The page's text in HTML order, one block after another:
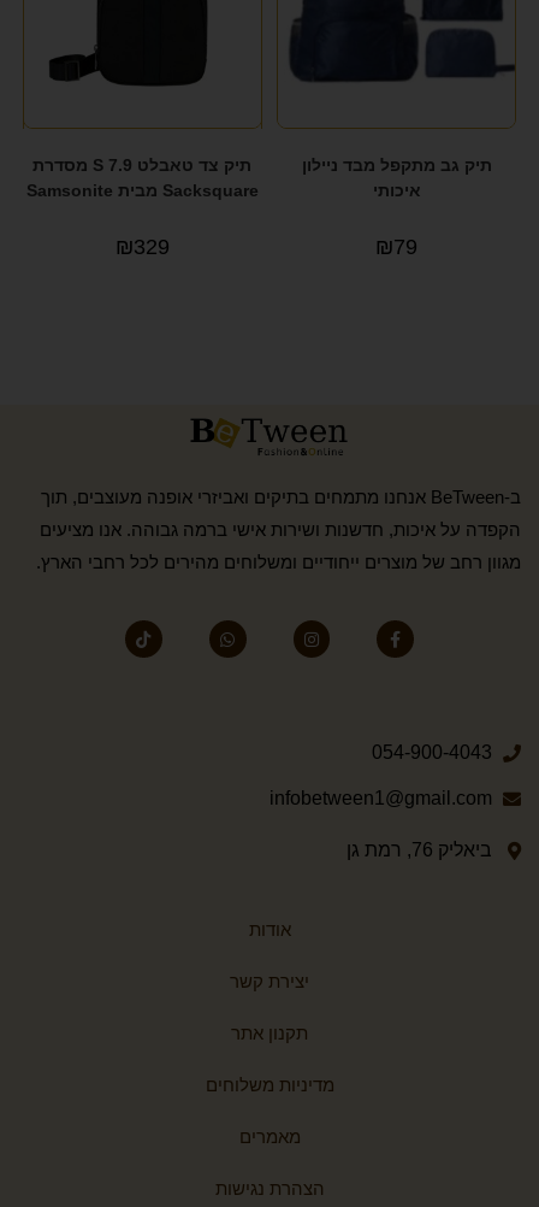
תיק גב מתקפל מבד ניילון
איכותי
₪79
תיק צד טאבלט S 7.9 מסדרת
Sacksquare מבית Samsonite
₪329
ב-BeTween אנחנו מתמחים בתיקים ואביזרי אופנה מעוצבים, תוך
הקפדה על איכות, חדשנות ושירות אישי ברמה גבוהה. אנו מציעים
מגוון רחב של מוצרים ייחודיים ומשלוחים מהירים לכל רחבי הארץ.
054-900-4043
infobetween1@gmail.com
ביאליק 76, רמת גן
אודות
יצירת קשר
תקנון אתר
מדיניות משלוחים
מאמרים
הצהרת נגישות